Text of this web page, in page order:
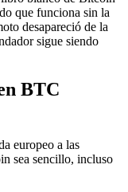
que funciona sin la
desapareció de la
sigue siendo
BTC
europeo a las
sea sencillo, incluso